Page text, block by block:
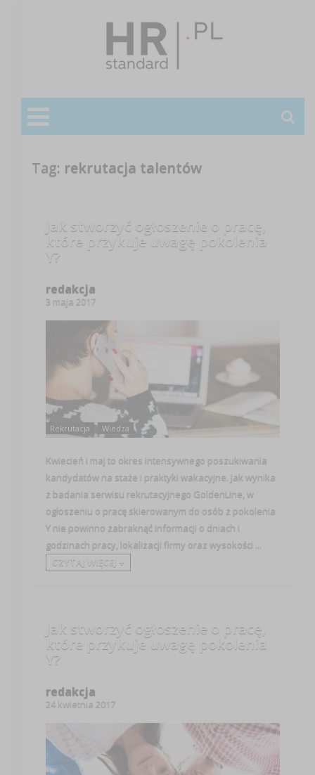
Tag: rekrutacja talentów
Jak stworzyć ogłoszenie o pracę,
które przykuje uwagę pokolenia
Y?
redakcja
3 maja 2017
Rekrutacja Wiedza
Kwiecień i maj to okres intensywnego poszukiwania
kandydatów na staże i praktyki wakacyjne. Jak wynika
z badania serwisu rekrutacyjnego GoldenLine, w
ogłoszeniu o pracę skierowanym do osób z pokolenia
Y nie powinno zabraknąć informacji o dniach i
godzinach pracy, lokalizacji firmy oraz wysokości ...
CZYTAJ WIĘCEJ +
Jak stworzyć ogłoszenie o pracę,
które przykuje uwagę pokolenia
Y?
redakcja
24 kwietnia 2017